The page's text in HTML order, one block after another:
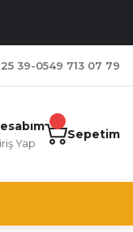
39-0549 713 07 79
Yap
Sepetim